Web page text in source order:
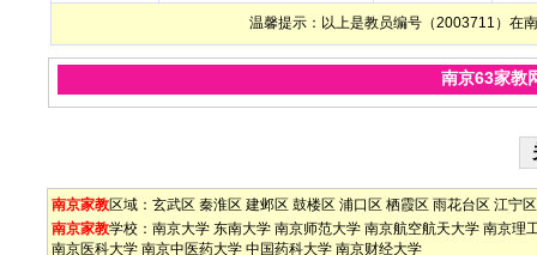
温馨提示：以上是教员编号（2003711）在
南京63家教
南京家教区域： 玄武区 秦淮区 建邺区 鼓楼区 浦口区 栖霞区 雨花台区 江宁区
南京家教学校： 南京大学 东南大学 南京师范大学 南京航空航天大学 南京理
南京医科大学 南京中医药大学 中国药科大学 南京财经大学